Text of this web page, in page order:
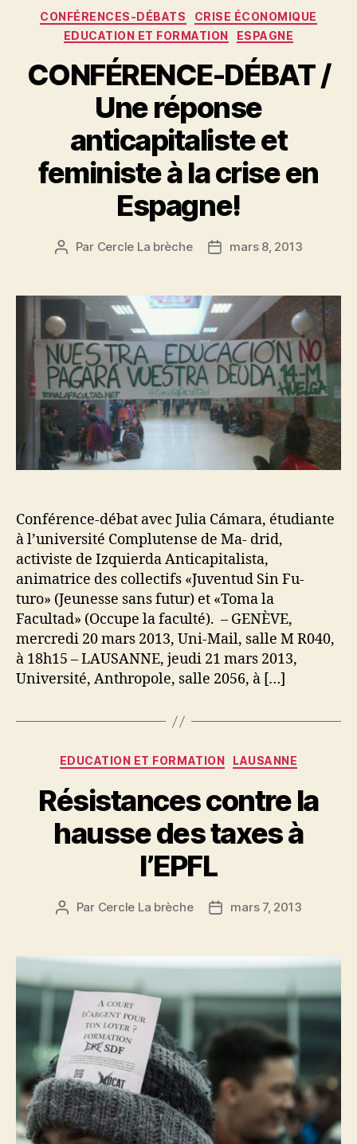
Catégories
CONFÉRENCES-DÉBATS
CRISE ÉCONOMIQUE
EDUCATION ET FORMATION
ESPAGNE
CONFÉRENCE-DÉBAT /
Une réponse
anticapitaliste et
feministe à la crise en
Espagne!
Auteur
Par Cercle La brèche
Datemars 8, 2013
Conférence-débat avec Julia Cámara, étudiante
à l’université Complutense de Ma- drid,
activiste de Izquierda Anticapitalista,
animatrice des collectifs «Juventud Sin Fu-
turo» (Jeunesse sans futur) et «Toma la
Facultad» (Occupe la faculté). – GENÈVE,
mercredi 20 mars 2013, Uni-Mail, salle M R040,
à 18h15 – LAUSANNE, jeudi 21 mars 2013,
Université, Anthropole, salle 2056, à […]
Catégories
EDUCATION ET FORMATION LAUSANNE
Résistances contre la
hausse des taxes à
l’EPFL
Auteur
Par Cercle La brèche
Datemars 7, 2013